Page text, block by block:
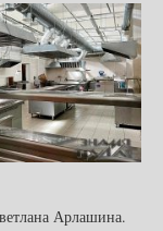
Арлашина.